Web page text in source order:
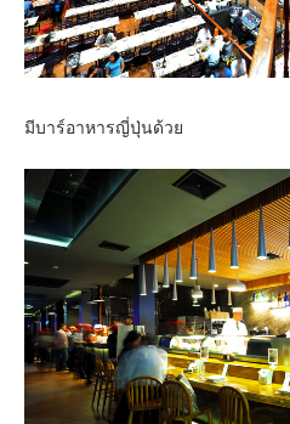
มีบาร์อาหารญี่ปุ่นด้วย